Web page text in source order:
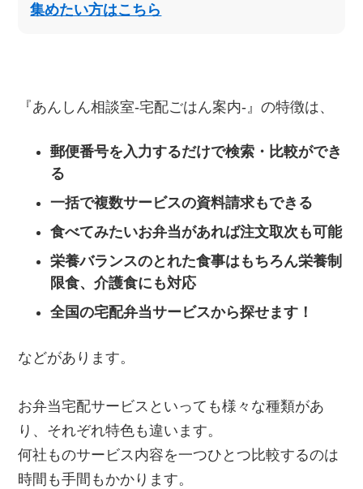
集めたい方はこちら
『あんしん相談室‐宅配ごはん案内‐』の特徴は、
郵便番号を入力するだけで検索・比較ができ
る
一括で複数サービスの資料請求もできる
食べてみたいお弁当があれば注文取次も可能
栄養バランスのとれた食事はもちろん栄養制
限食、介護食にも対応
全国の宅配弁当サービスから探せます！
などがあります。
お弁当宅配サービスといっても様々な種類があ
り、それぞれ特色も違います。
何社ものサービス内容を一つひとつ比較するのは
時間も手間もかかります。